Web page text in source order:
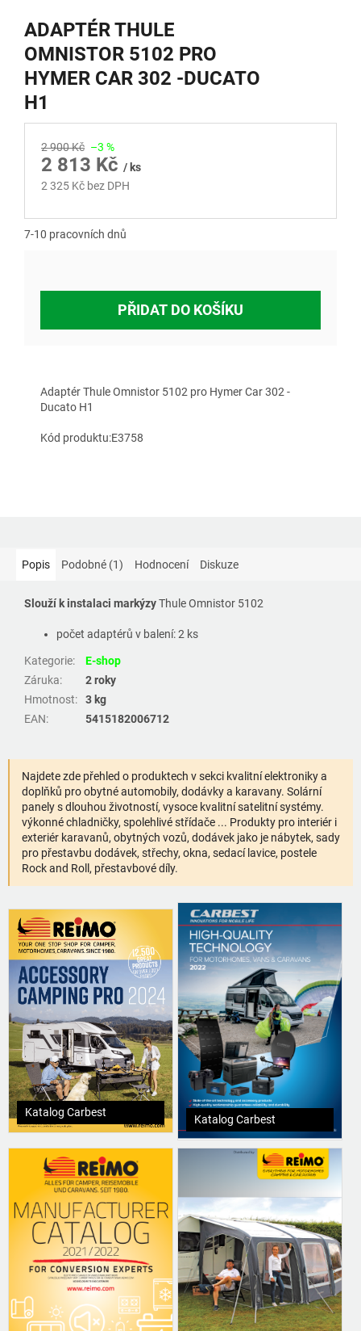
ADAPTÉR THULE
OMNISTOR 5102 PRO
HYMER CAR 302 -DUCATO
H1
2 900 Kč –3 %
2 813 Kč / ks
2 325 Kč bez DPH
7-10 pracovních dnů
PŘIDAT DO KOŠÍKU
Adaptér Thule Omnistor 5102 pro Hymer Car 302 -
Ducato H1
Kód produktu:E3758
Popis Podobné (1) Hodnocení Diskuze
Slouží k instalaci markýzyThule Omnistor 5102
počet adaptérů v balení: 2 ks
Kategorie:
E-shop
Záruka:
2 roky
Hmotnost:
3 kg
EAN: 5415182006712
Najdete zde přehled o produktech v sekci kvalitní elektroniky a
doplňků pro obytné automobily, dodávky a karavany. Solární
panely s dlouhou životností, vysoce kvalitní satelitní systémy.
výkonné chladničky, spolehlivé střídače ... Produkty pro interiér i
exteriér karavanů, obytných vozů, dodávek jako je nábytek, sady
pro přestavbu dodávek, střechy, okna, sedací lavice, postele
Rock and Roll, přestavbové díly.
Katalog Carbest
Katalog Carbest